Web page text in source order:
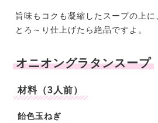
旨味もコクも凝縮したスープの上
とろ～り仕上げたら絶品ですよ。
オニオングラタンスープ
材料（3人前）
飴色玉ねぎ